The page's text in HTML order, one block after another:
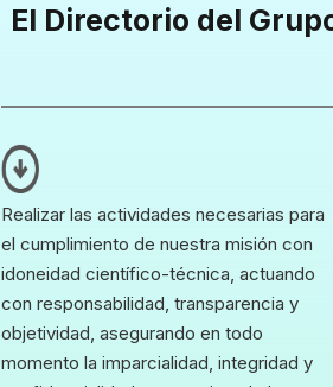
El Directorio del
Realizar las actividades necesarias para
el cumplimiento de nuestra misión con
idoneidad científico-técnica, actuando
con responsabilidad, transparencia y
objetividad, asegurando en todo
momento la imparcialidad, integridad y